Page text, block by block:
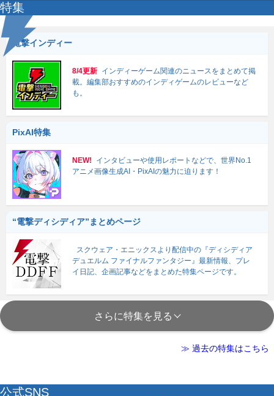
特集
電撃インディー
8/4更新 インディーゲーム関連のニュースをまとめて掲
載。編集部おすすめのインディゲームのレビューなど
も。
PixAI特集
NEW!
インタビューや使用レポートなどで、世界No.1
アニメ画像生成AI・PixAIの魅力に迫ります！
“電撃ディシディア”まとめページ
スクウェア・エニックスより配信中の『ディシディア
デュエルム ファイナルファンタジー』最新情報、プレ
イ日記、企画記事などをまとめた特集ページです。
さらに特集を見る
≫ 過去の特集はこちら
公式SNS